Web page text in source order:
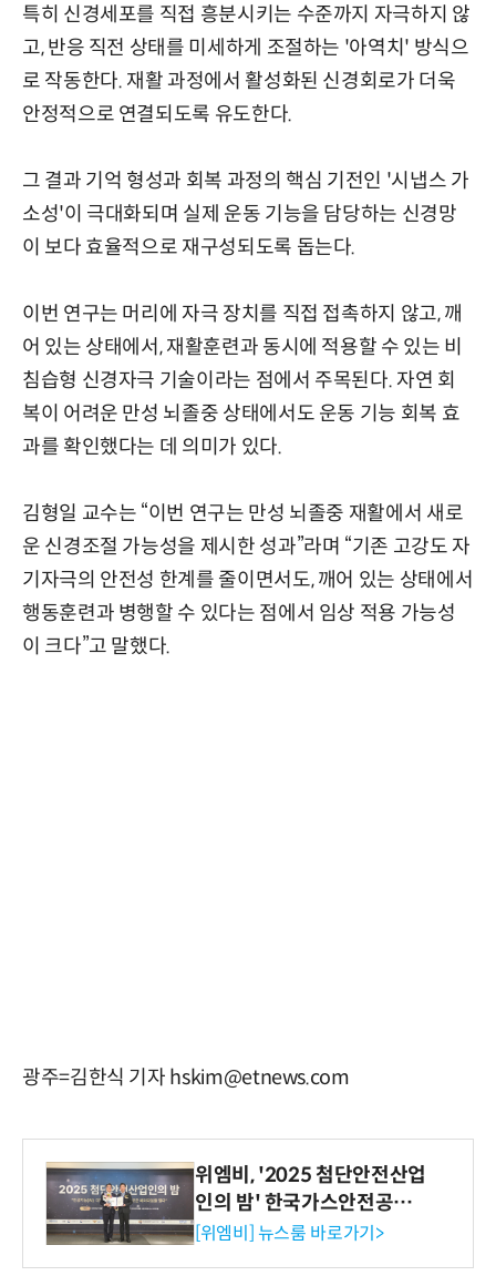
특히 신경세포를 직접 흥분시키는 수준까지 자극하지 않
고, 반응 직전 상태를 미세하게 조절하는 '아역치' 방식으
로 작동한다. 재활 과정에서 활성화된 신경회로가 더욱
안정적으로 연결되도록 유도한다.
그 결과 기억 형성과 회복 과정의 핵심 기전인 '시냅스 가
소성'이 극대화되며 실제 운동 기능을 담당하는 신경망
이 보다 효율적으로 재구성되도록 돕는다.
이번 연구는 머리에 자극 장치를 직접 접촉하지 않고, 깨
어 있는 상태에서, 재활훈련과 동시에 적용할 수 있는 비
침습형 신경자극 기술이라는 점에서 주목된다. 자연 회
복이 어려운 만성 뇌졸중 상태에서도 운동 기능 회복 효
과를 확인했다는 데 의미가 있다.
김형일 교수는 “이번 연구는 만성 뇌졸중 재활에서 새로
운 신경조절 가능성을 제시한 성과”라며 “기존 고강도 자
기자극의 안전성 한계를 줄이면서도, 깨어 있는 상태에서
행동훈련과 병행할 수 있다는 점에서 임상 적용 가능성
이 크다”고 말했다.
광주=김한식 기자 hskim@etnews.com
위엠비, '2025 첨단안전산업
인의 밤' 한국가스안전공사
사장상 수상
[위엠비] 뉴스룸 바로가기>